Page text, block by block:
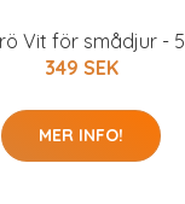
Vit för smådjur -
349 SEK
MER INFO!